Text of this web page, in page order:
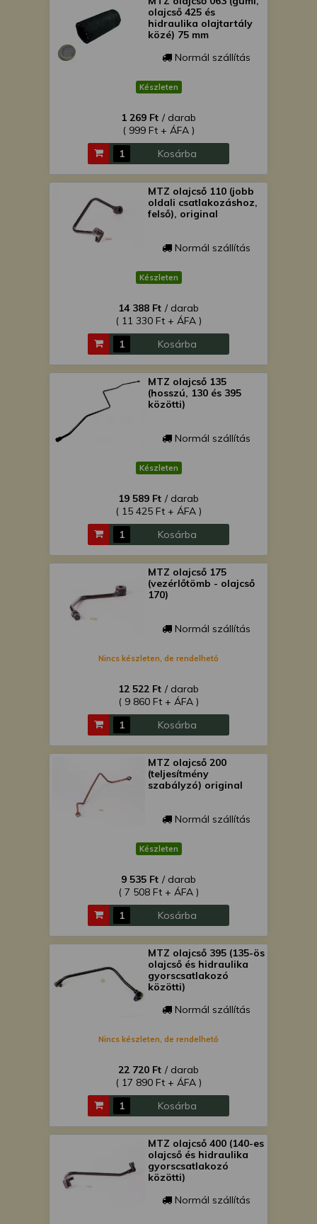
olajcső 425 és
hidraulika olajtartály
közé) 75 mm
Normál szállítás
Készleten
1 269 Ft / darab
( 999 Ft + ÁFA )
Kosárba
MTZ olajcső 110 (jobb
oldali csatlakozáshoz,
felső), original
Normál szállítás
Készleten
14 388 Ft / darab
( 11 330 Ft + ÁFA )
Kosárba
MTZ olajcső 135
(hosszú, 130 és 395
közötti)
Normál szállítás
Készleten
19 589 Ft / darab
( 15 425 Ft + ÁFA )
Kosárba
MTZ olajcső 175
(vezérlőtömb - olajcső
170)
Normál szállítás
Nincs készleten, de rendelhető
12 522 Ft / darab
( 9 860 Ft + ÁFA )
Kosárba
MTZ olajcső 200
(teljesítmény
szabályzó) original
Normál szállítás
Készleten
9 535 Ft / darab
( 7 508 Ft + ÁFA )
Kosárba
MTZ olajcső 395 (135-ös
olajcső és hidraulika
gyorscsatlakozó
közötti)
Normál szállítás
Nincs készleten, de rendelhető
22 720 Ft / darab
( 17 890 Ft + ÁFA )
Kosárba
MTZ olajcső 400 (140-es
olajcső és hidraulika
gyorscsatlakozó
közötti)
Normál szállítás